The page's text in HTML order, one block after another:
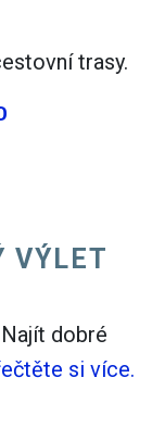
nebo
trasy.
VÝLET
dobré
si více.